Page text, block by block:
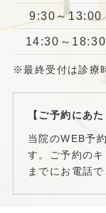
9:30～13:00
14:30～18:30
※最終受付は診療
【ご予約にあ
当院のWEB予
す。ご予約の
までにお電話